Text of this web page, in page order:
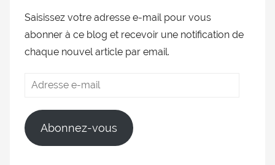
Saisissez votre adresse e-mail pour vous
abonner à ce blog et recevoir une notification de
chaque nouvel article par email.
Abonnez-vous